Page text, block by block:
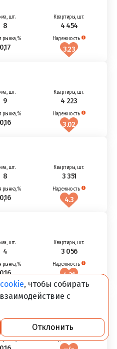
8 4 454
0,17 3.23
9 4 223
0,16 3.02
8 3 351
0,16 4.3
4 3 056
4.21
3 934
cookie, чтобы собирать
с
Отклонить